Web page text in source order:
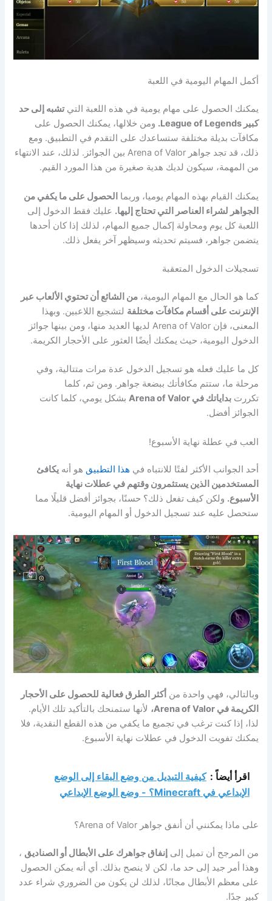
أكمل المهام اليومية في اللعبة
يمكنك الحصول على مهام يومية في هذه اللعبة التيتشبه إلى حد
كبير League of Legends.
ومن خلالها، يمكنك الحصول على
مكافآت بديلة مختلفة ستساعدك على التقدم في التطبيق. ومع
ذلك، قد تجد جواهر Arena of Valor بين الجوائز. لذلك، عند الانتهاء
من المهمة، سيكون لديك هدية صغيرة من هذا المورد القيم.
يمكنك القيام بهذه المهام يوميا، وربما الحصول على ما يكفي من
الجواهر لشراء العناصر التي تحتاج إليها. عليك فقط الدخول إلى
اللعبة كل يوم ومحاولة إكمال جميع المهام، لذلك إذا كان أحدها
يتضمن جواهر، فسيتم تحديثه وسيظهر آخر يفعل ذلك.
تسجيلات الدخول المتعقبة
كما هو الحال مع المهام اليومية،من الشائع أن تحتوي الألعاب عبر
الإنترنت على أقسام مكافآت مختلفة لتشجيع اللاعبين. وبهذا
المعنى، فإن Arena of Valor لديها العديد منها، ومن بينها جوائز
الدخول اليومية، حيث يمكنك أيضًا العثور على الأحجار الكريمة.
كل ما عليك فعله هو تسجيل الدخول عدة مرات متتالية، وفي
مرحلة ما، ستتم مكافأتك ببضعة جواهر. ومن ثم، كلما
تكررتبداياتك في Arena of Valor
بشكل يومي، كلما كانت
الجوائز أفضل.
العب في عطلة نهاية الأسبوع!
أحد الجوانب الأكثر لفتًا للانتباه في هذا التطبيق هو أنهيكافئ
المستخدمين الذين يستثمرون وقتهم في عطلات نهاية
الأسبوع. ولكن كيف تفعل ذلك؟ حسنًا، بجوائز أفضل قليلًا مما
ستحصل عليه عند تسجيل الدخول أو المهام اليومية.
وبالتالي، فهي واحدة من أكثر الطرق فعالية للحصول على الأحجار
الكريمة في Arena of Valor،
لأنها ستمنحك بالتأكيد تلك الأيام.
لذا، إذا كنت ترغب في تجميع ما يكفي من هذه القطع النقدية، فلا
يمكنك تفويت الدخول في عطلات نهاية الأسبوع.
اقرأ أيضاً : كيفية التبديل من وضع البقاء إلى الوضع
الإبداعي في Minecraft؟ - وضع الوضع الإبداعي
على ماذا يمكنني أن أنفق جواهر Arena of Valor؟
من المرجح أن تميل إلىإنفاق جواهرك على الأبطال أو الصناديق ،
وهذا أمر جيد إلى حد ما، لكن لا ينصح بذلك. أي أنه يمكن الحصول
على معظم الأبطال مجانًا، لذلك لن يكون من الضروري شراء عدد
كبير جدًا.